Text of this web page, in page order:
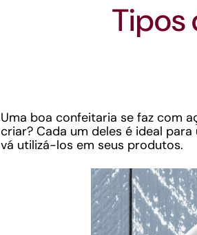
Tipos
Uma boa confeitaria se faz com
criar? Cada um deles é ideal
vá utilizá-los em seus produtos.